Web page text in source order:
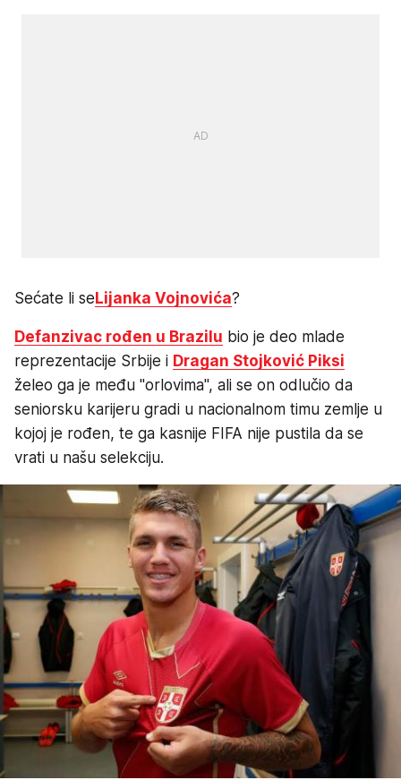
Sećate li seLijanka Vojnovića?
Defanzivac rođen u Brazilu bio je deo mlade
reprezentacije Srbije i Dragan Stojković Piksi
želeo ga je među "orlovima", ali se on odlučio da
seniorsku karijeru gradi u nacionalnom timu zemlje u
kojoj je rođen, te ga kasnije FIFA nije pustila da se
vrati u našu selekciju.